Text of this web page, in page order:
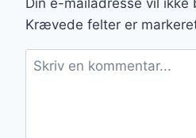
Krævede felter er